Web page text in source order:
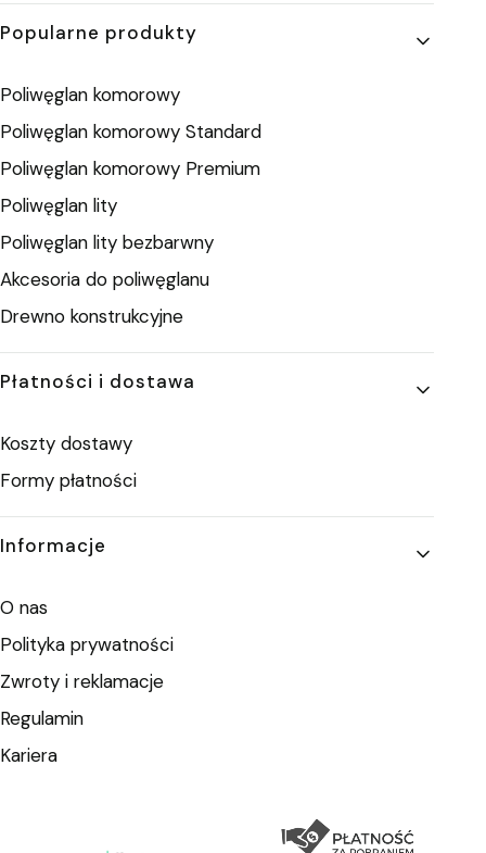
Popularne produkty
Poliwęglan komorowy
Poliwęglan komorowy Standard
Poliwęglan komorowy Premium
Poliwęglan lity
Poliwęglan lity bezbarwny
Akcesoria do poliwęglanu
Drewno konstrukcyjne
Płatności i dostawa
Koszty dostawy
Formy płatności
Informacje
O nas
Polityka prywatności
Zwroty i reklamacje
Regulamin
Kariera